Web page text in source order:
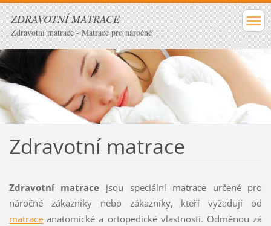
ZDRAVOTNÍ MATRACE
Zdravotní matrace - Matrace pro náročné
Zdravotní matrace
Zdravotní matrace jsou speciální matrace určené pro
náročné zákazníky nebo zákazníky, kteří vyžadují od
matraceanatomické a ortopedické vlastnosti. Odměnou zá